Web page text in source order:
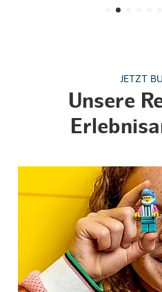
JETZT
Unsere